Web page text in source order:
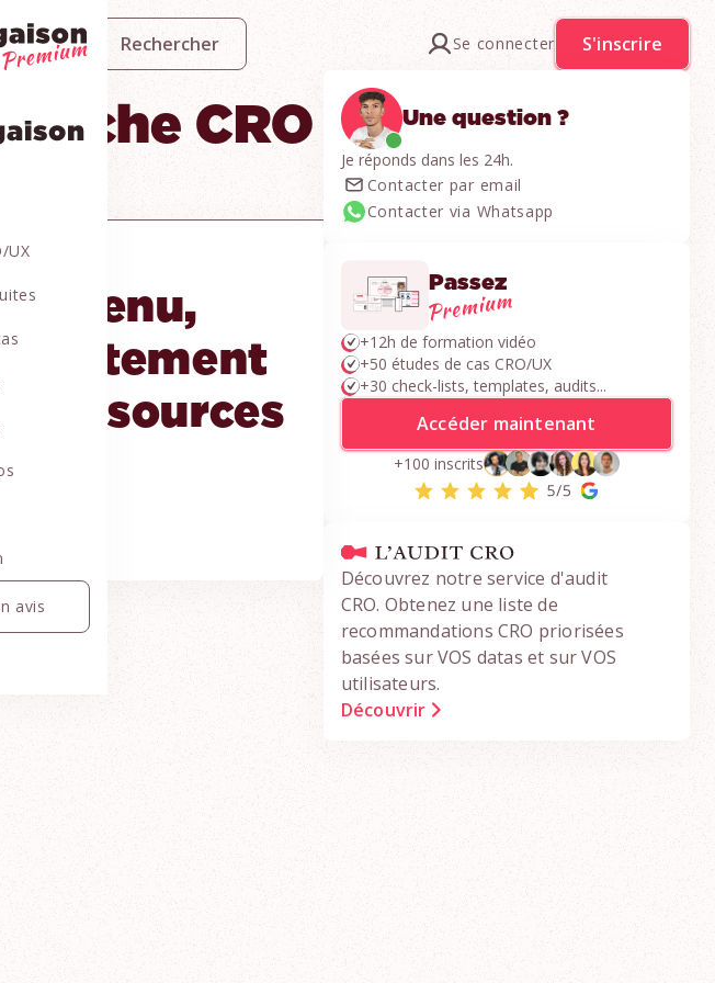
Se connecter
S'inscrire
CRO
ressources
Une question ?
Je réponds dans les 24h.
Contacter par email
Contacter via Whatsapp
Passez
+12h de formation vidéo
+50 études de cas CRO/UX
+30 check-lists, templates, audits...
Accéder maintenant
+100 inscrits
Découvrez notre service d'audit
CRO. Obtenez une liste de
recommandations CRO priorisées
basées sur VOS datas et sur VOS
utilisateurs.
Découvrir
UX
avis